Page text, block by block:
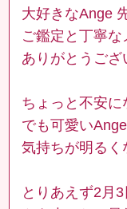
大好きなAnge
ご鑑定と丁寧な
ありがとうござ
ちょっと不安
でも可愛い
気持ちが明るく
とりあえず2月